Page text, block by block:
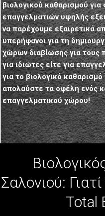
βιολογικού καθαρισμού
επαγγελματιών υψηλής
να παρέχουμε εξαιρετικά
υπερήφανοι για τη
χώρων διαβίωσης για τους
για ιδιώτες είτε για
για το βιολογικό
απολαύστε τα οφέλη ενός
επαγγελματικού χώρου!
Σαλονιού:
Total